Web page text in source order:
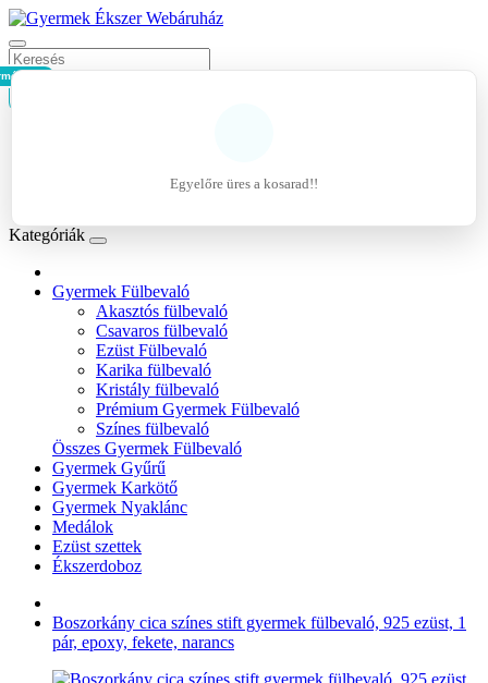
- 0Ft
Egyelőre üres a kosarad!!
Kategóriák
Gyermek Fülbevaló
Akasztós fülbevaló
Csavaros fülbevaló
Ezüst Fülbevaló
Karika fülbevaló
Kristály fülbevaló
Prémium Gyermek Fülbevaló
Színes fülbevaló
Összes Gyermek Fülbevaló
Gyermek Gyűrű
Gyermek Karkötő
Gyermek Nyaklánc
Medálok
Ezüst szettek
Ékszerdoboz
Boszorkány cica színes stift gyermek fülbevaló, 925 ezüst, 1
pár, epoxy, fekete, narancs